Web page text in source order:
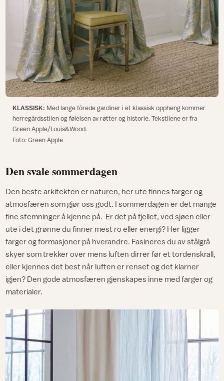
KLASSISK: Med lange fôrede gardiner i et klassisk oppheng kommer
herregårdsstilen og følelsen av røtter og historie. Tekstilene er fra
Green Apple/Louis&Wood.
Foto: Green Apple
Den svale sommerdagen
Den beste arkitekten er naturen, her ute finnes farger og
atmosfæren som gjør oss godt. I sommerdagen er det mange
fine stemninger å kjenne på. Er det på fjellet, ved sjøen eller
ute i det grønne du finner mest ro eller energi? Her ligger
farger og formasjoner på hverandre. Fasineres du av stålgrå
skyer som trekker over mens luften dirrer før et tordenskrall,
eller kjennes det best når luften er renset og det klarner
igjen? Den gode atmosfæren gjenskapes inne med farger og
materialer.